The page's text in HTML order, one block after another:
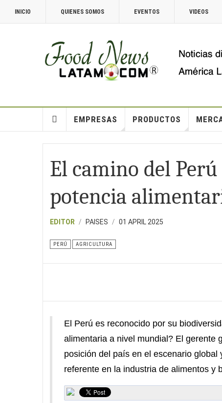
INICIO QUIENES SOMOS EVENTOS VIDEOS
EMPRESAS PRODUCTOS
El camino del
potencia
EDITOR PAISES 01 APRIL 2025
PERÚ AGRICULTURA
El Perú es reconocido por su
alimentaria a nivel mundial? El gerente
posición del país en el escenario
referente en la industria de alimentos y